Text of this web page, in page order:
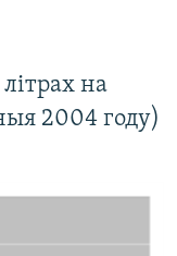
на
2004 году)